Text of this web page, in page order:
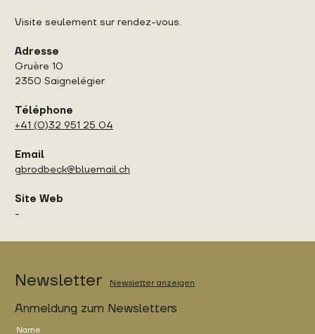
Visite seulement sur rendez-vous.
Adresse
Gruère 10
2350 Saignelégier
Téléphone
+41 (0)32 951 25 04
Email
gbrodbeck@bluemail.ch
Site Web
-
Newsletter Newsletter anzeigen
Anmeldung zum Newsletters